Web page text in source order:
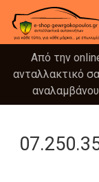
Από την
ανταλλακτικό